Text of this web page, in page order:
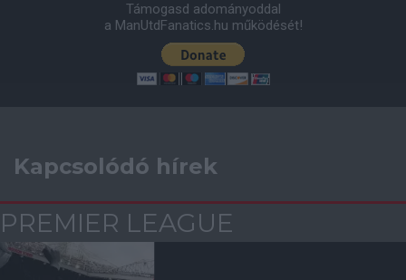
Támogasd adományoddal
a ManUtdFanatics.hu működését!
Kapcsolódó hírek
PREMIER LEAGUE